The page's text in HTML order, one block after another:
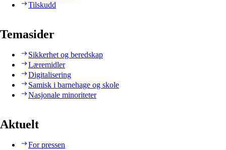
Tilskudd
Temasider
Sikkerhet og beredskap
Læremidler
Digitalisering
Samisk i barnehage og skole
Nasjonale minoriteter
Aktuelt
For pressen